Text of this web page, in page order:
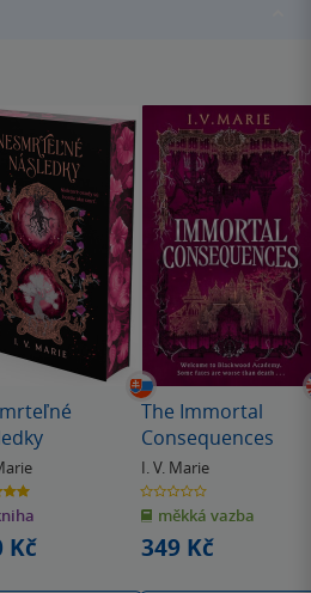
Kč
The Immortal
Consequences
I. V. Marie
0.0
z
5
hvězdiček
měkká vazba
349 Kč